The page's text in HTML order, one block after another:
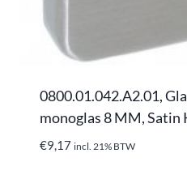
0800.01.042.A2.01,
monoglas 8 MM, Satin
€9,17 incl. 21% BTW